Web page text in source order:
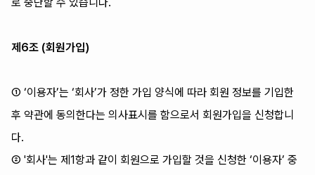
제6조 (회원가입)
① ‘이용자’는 ‘회사’가 정한 가입 양식에 따라 회원 정보를 기입한
후 약관에 동의한다는 의사표시를 함으로서 회원가입을 신청합니
다.
② '회사'는 제1항과 같이 회원으로 가입할 것을 신청한 ‘이용자’ 중